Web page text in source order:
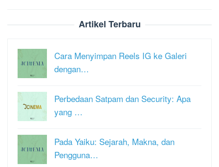
Artikel Terbaru
Cara Menyimpan Reels IG ke Galeri
dengan…
Perbedaan Satpam dan Security: Apa
yang …
Pada Yaiku: Sejarah, Makna, dan
Pengguna…